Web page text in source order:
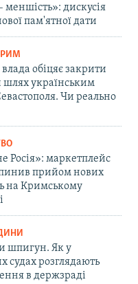
меншість»: дискусія
пам'ятної дати
влада обіцяє закрити
шлях українським
Чи реально
Росія»: маркетплейс
прийом нових
на Кримському
шпигун. Як у
судах розглядають
в держзраді